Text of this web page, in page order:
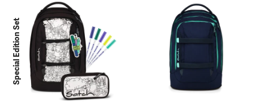
Special Edition Set